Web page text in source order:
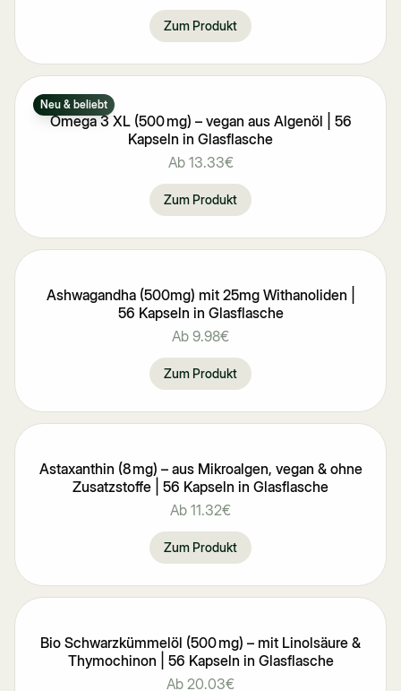
Zum Produkt
Neu & beliebt
Omega 3 XL (500 mg) – vegan aus Algenöl | 56
Kapseln in Glasflasche
Ab 13.33€
Zum Produkt
Ashwagandha (500mg) mit 25mg Withanoliden |
56 Kapseln in Glasflasche
Ab 9.98€
Zum Produkt
Astaxanthin (8 mg) – aus Mikroalgen, vegan & ohne
Zusatzstoffe | 56 Kapseln in Glasflasche
Ab 11.32€
Zum Produkt
Bio Schwarzkümmelöl (500 mg) – mit Linolsäure &
Thymochinon | 56 Kapseln in Glasflasche
Ab 20.03€